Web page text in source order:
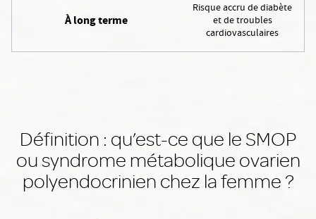
À long terme
Risque accru de diabète
et de troubles
cardiovasculaires
Définition : qu’est-ce que le SMOP
ou syndrome métabolique ovarien
polyendocrinien chez la femme ?